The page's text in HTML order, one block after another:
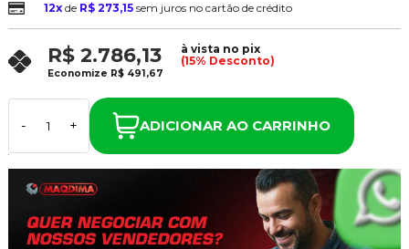
12xde R$ 273,15 sem juros no cartão de crédito
R$ 2.786,13
à vista no pix
(15% Desconto)
Economize R$ 491,67
- + ADICIONAR AO CARRINHO